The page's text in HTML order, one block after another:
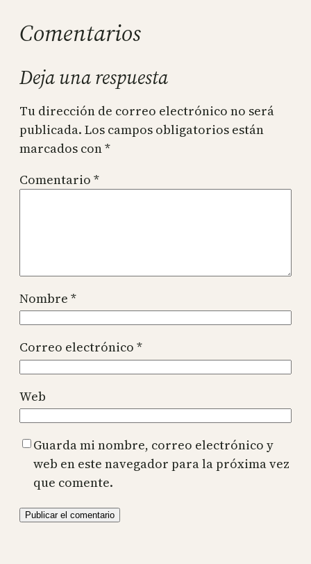
Comentarios
Deja una respuesta
Tu dirección de correo electrónico no será
publicada. Los campos obligatorios están
marcados con*
Comentario *
Nombre *
Correo electrónico *
Web
Guarda mi nombre, correo electrónico y
web en este navegador para la próxima vez
que comente.